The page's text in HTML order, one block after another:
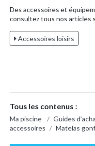
Des accessoires et
consultez tous nos articles
Accessoires loisirs
Tous les contenus :
Ma piscine / Guides
accessoires / Matelas